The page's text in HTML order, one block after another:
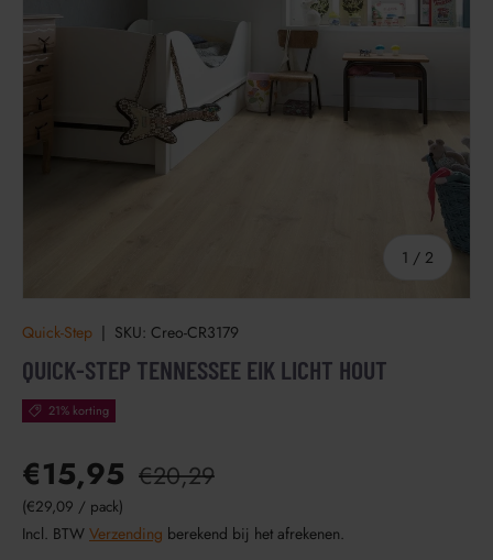
1 / van
2
Quick-Step | SKU: Creo-CR3179
QUICK-STEP TENNESSEE EIK LICHT HOUT
21% korting
€15,95 €20,29
Eenheid prijs
€29,09 / pack
Incl. BTW Verzending berekend bij het afrekenen.